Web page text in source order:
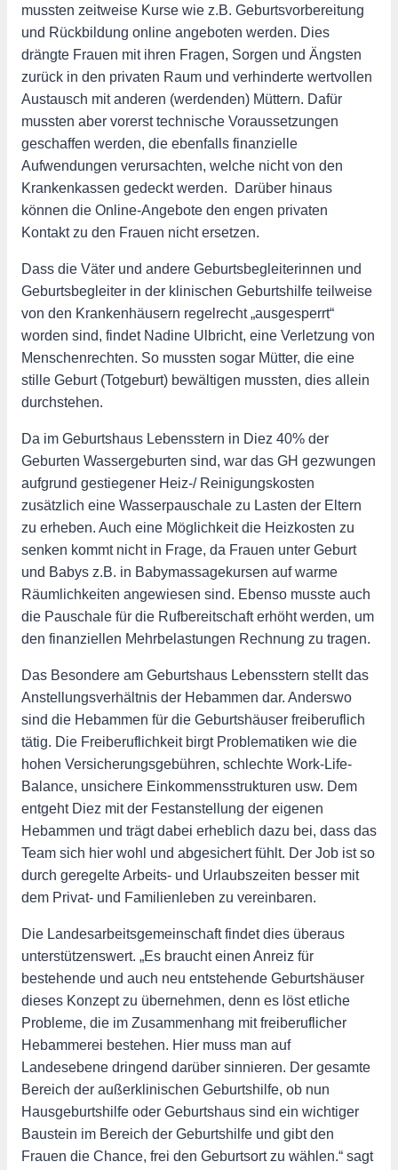
mussten zeitweise Kurse wie z.B. Geburtsvorbereitung
und Rückbildung online angeboten werden. Dies
drängte Frauen mit ihren Fragen, Sorgen und Ängsten
zurück in den privaten Raum und verhinderte wertvollen
Austausch mit anderen (werdenden) Müttern. Dafür
mussten aber vorerst technische Voraussetzungen
geschaffen werden, die ebenfalls finanzielle
Aufwendungen verursachten, welche nicht von den
Krankenkassen gedeckt werden. Darüber hinaus
können die Online-Angebote den engen privaten
Kontakt zu den Frauen nicht ersetzen.
Dass die Väter und andere Geburtsbegleiterinnen und
Geburtsbegleiter in der klinischen Geburtshilfe teilweise
von den Krankenhäusern regelrecht „ausgesperrt“
worden sind, findet Nadine Ulbricht, eine Verletzung von
Menschenrechten. So mussten sogar Mütter, die eine
stille Geburt (Totgeburt) bewältigen mussten, dies allein
durchstehen.
Da im Geburtshaus Lebensstern in Diez 40% der
Geburten Wassergeburten sind, war das GH gezwungen
aufgrund gestiegener Heiz-/ Reinigungskosten
zusätzlich eine Wasserpauschale zu Lasten der Eltern
zu erheben. Auch eine Möglichkeit die Heizkosten zu
senken kommt nicht in Frage, da Frauen unter Geburt
und Babys z.B. in Babymassagekursen auf warme
Räumlichkeiten angewiesen sind. Ebenso musste auch
die Pauschale für die Rufbereitschaft erhöht werden, um
den finanziellen Mehrbelastungen Rechnung zu tragen.
Das Besondere am Geburtshaus Lebensstern stellt das
Anstellungsverhältnis der Hebammen dar. Anderswo
sind die Hebammen für die Geburtshäuser freiberuflich
tätig. Die Freiberuflichkeit birgt Problematiken wie die
hohen Versicherungsgebühren, schlechte Work-Life-
Balance, unsichere Einkommensstrukturen usw. Dem
entgeht Diez mit der Festanstellung der eigenen
Hebammen und trägt dabei erheblich dazu bei, dass das
Team sich hier wohl und abgesichert fühlt. Der Job ist so
durch geregelte Arbeits- und Urlaubszeiten besser mit
dem Privat- und Familienleben zu vereinbaren.
Die Landesarbeitsgemeinschaft findet dies überaus
unterstützenswert. „Es braucht einen Anreiz für
bestehende und auch neu entstehende Geburtshäuser
dieses Konzept zu übernehmen, denn es löst etliche
Probleme, die im Zusammenhang mit freiberuflicher
Hebammerei bestehen. Hier muss man auf
Landesebene dringend darüber sinnieren. Der gesamte
Bereich der außerklinischen Geburtshilfe, ob nun
Hausgeburtshilfe oder Geburtshaus sind ein wichtiger
Baustein im Bereich der Geburtshilfe und gibt den
Frauen die Chance, frei den Geburtsort zu wählen.“ sagt